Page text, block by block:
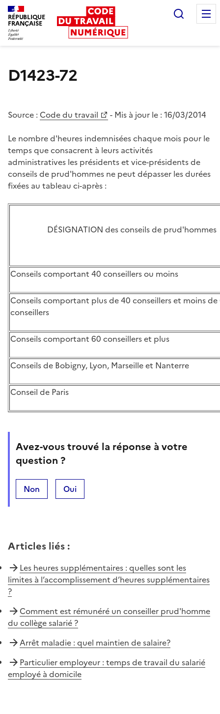
RÉPUBLIQUE
FRANÇAISE
D1423-72
Source : Code du travail - Mis à jour le : 16/03/2014
Le nombre d'heures indemnisées chaque mois pour le
temps que consacrent à leurs activités
administratives les présidents et vice-présidents de
conseils de prud'hommes ne peut dépasser les durées
fixées au tableau ci-après :
DÉSIGNATION des conseils de prud'hommes
Conseils comportant 40 conseillers ou moins
Conseils comportant plus de 40 conseillers et moins de
conseillers
Conseils comportant 60 conseillers et plus
Conseils de Bobigny, Lyon, Marseille et Nanterre
Conseil de Paris
Avez-vous trouvé la réponse à votre
question ?
Non Oui
Articles liés :
Les heures supplémentaires : quelles sont les
limites à l’accomplissement d’heures supplémentaires
?
Comment est rémunéré un conseiller prud'homme
du collège salarié ?
Arrêt maladie : quel maintien de salaire?
Particulier employeur : temps de travail du salarié
employé à domicile